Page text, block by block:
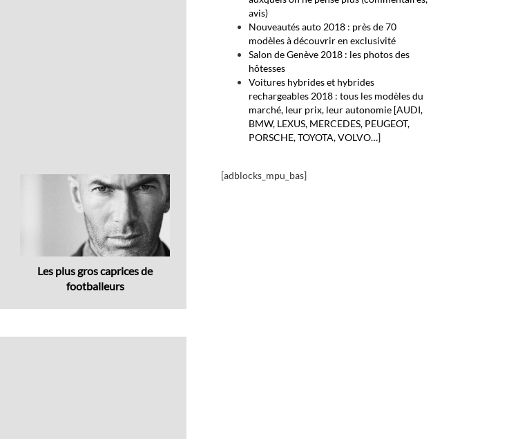
Les plus gros caprices de
footballeurs
Next
avis)
Nouveautés auto 2018 : près de 70
modèles à découvrir en exclusivité
Salon de Genève 2018 : les photos des
hôtesses
Voitures hybrides et hybrides
rechargeables 2018 : tous les modèles du
marché, leur prix, leur autonomie [AUDI,
BMW, LEXUS, MERCEDES, PEUGEOT,
PORSCHE, TOYOTA, VOLVO…]
[adblocks_mpu_bas]